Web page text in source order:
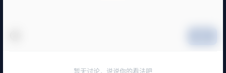
暂无讨论，说说你的看法吧